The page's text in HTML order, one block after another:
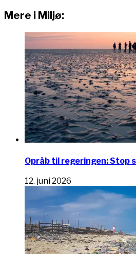
Mere i Miljø:
Opråb til regeringen: Stop
12. juni 2026